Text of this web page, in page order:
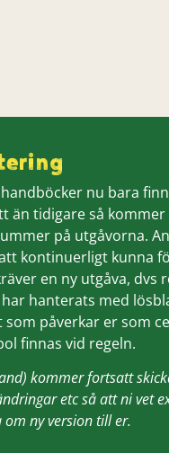
nu bara
än tidigare så
på utgåvorna.
kontinuerligt kunna
en ny utgåva, dvs
hanterats med
påverkar er som
finnas vid regeln.
kommer fortsatt
etc så att ni vet
ny version till er.